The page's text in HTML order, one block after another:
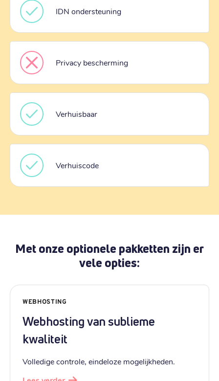
IDN ondersteuning
Privacy bescherming
Verhuisbaar
Verhuiscode
Met onze optionele pakketten zijn er
vele opties:
WEBHOSTING
Webhosting van sublieme
kwaliteit
Volledige controle, eindeloze mogelijkheden.